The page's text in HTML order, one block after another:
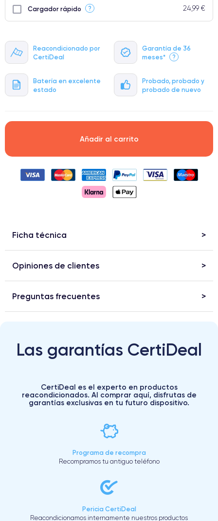
Reacondicionado por
CertiDeal
Garantía de 36
meses*
?
Batería en excelente
estado
Probado, probado y
probado de nuevo
Cargador rápido ? 24,99 €
Añadir al carrito
Ficha técnica
Opiniones de clientes
Preguntas frecuentes
Las garantías CertiDeal
CertiDeal es el experto en productos
reacondicionados. Al comprar aquí, disfrutas de
garantías exclusivas en tu futuro dispositivo.
Programa de recompra
Recompramos tu antiguo teléfono
Pericia CertiDeal
Reacondicionamos internamente nuestros productos